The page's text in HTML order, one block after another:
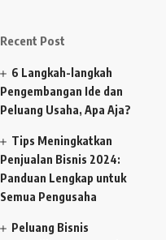
Recent Post
6 Langkah-langkah
Pengembangan Ide dan
Peluang Usaha, Apa Aja?
Tips Meningkatkan
Penjualan Bisnis 2024:
Panduan Lengkap untuk
Semua Pengusaha
Peluang Bisnis